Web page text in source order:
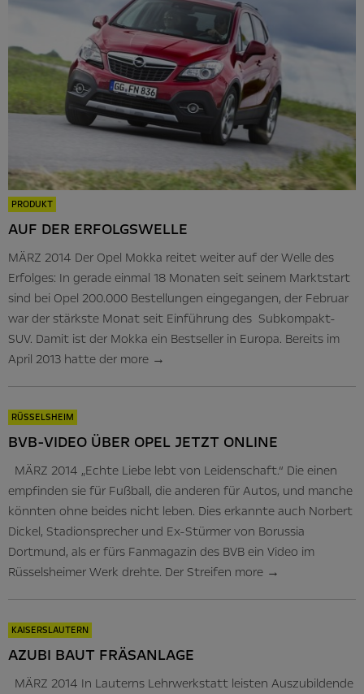
PRODUKT
AUF DER ERFOLGSWELLE
MÄRZ 2014 Der Opel Mokka reitet weiter auf der Welle des
Erfolges: In gerade einmal 18 Monaten seit seinem Marktstart
sind bei Opel 200.000 Bestellungen eingegangen, der Februar
war der stärkste Monat seit Einführung des Subkompakt-
SUV. Damit ist der Mokka ein Bestseller in Europa. Bereits im
April 2013 hatte der more →
RÜSSELSHEIM
BVB-VIDEO ÜBER OPEL JETZT ONLINE
MÄRZ 2014 „Echte Liebe lebt von Leidenschaft.“ Die einen
empfinden sie für Fußball, die anderen für Autos, und manche
könnten ohne beides nicht leben. Dies erkannte auch Norbert
Dickel, Stadionsprecher und Ex-Stürmer von Borussia
Dortmund, als er fürs Fanmagazin des BVB ein Video im
Rüsselsheimer Werk drehte. Der Streifen more →
KAISERSLAUTERN
AZUBI BAUT FRÄSANLAGE
MÄRZ 2014 In Lauterns Lehrwerkstatt leisten Auszubildende